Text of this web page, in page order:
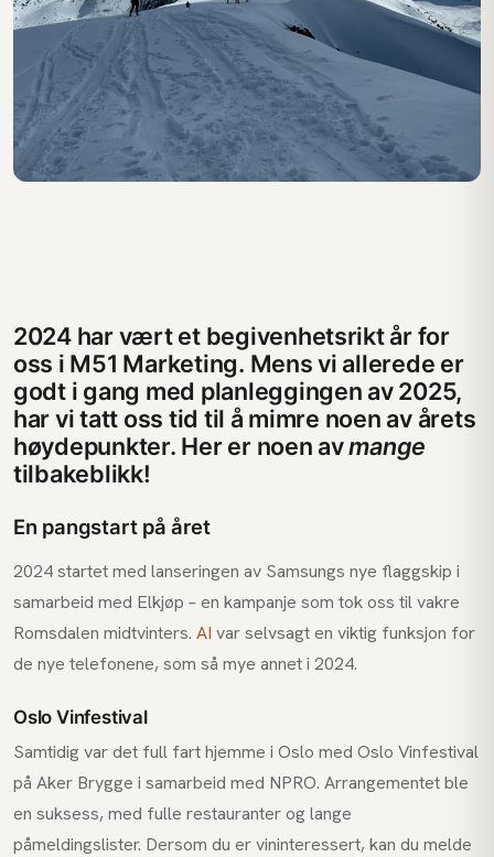
2024 har vært et begivenhetsrikt år for
oss i M51 Marketing. Mens vi allerede er
godt i gang med planleggingen av 2025,
har vi tatt oss tid til å mimre noen av årets
høydepunkter. Her er noen avmange
tilbakeblikk!
En pangstart på året
2024 startet med lanseringen av Samsungs nye flaggskip i
samarbeid med Elkjøp – en kampanje som tok oss til vakre
Romsdalen midtvinters. AI var selvsagt en viktig funksjon for
de nye telefonene, som så mye annet i 2024.
Oslo Vinfestival
Samtidig var det full fart hjemme i Oslo med Oslo Vinfestival
på Aker Brygge i samarbeid med NPRO. Arrangementet ble
en suksess, med fulle restauranter og lange
påmeldingslister. Dersom du er vininteressert, kan du melde